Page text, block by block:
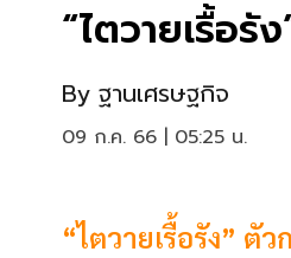
“ไตวายเรื้อรั
By ฐานเศรษฐกิจ
09 ก.ค. 66 | 05:25 น.
“ไตวายเรื้อรัง” ตั